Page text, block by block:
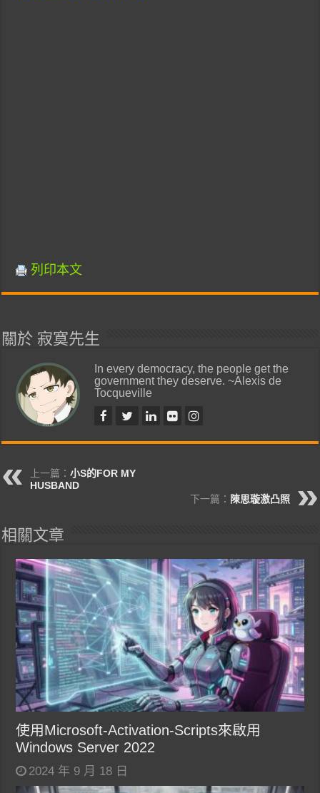
列印本文
關於 寂寞先生
In every democracy, the people get the
government they deserve. ~Alexis de
Tocqueville
上一篇：小S的FOR MY
HUSBAND
下一篇： 陳思璇激凸照
相關文章
使用Microsoft-Activation-Scripts來啟用
Windows Server 2022
2024 年 9 月 18 日